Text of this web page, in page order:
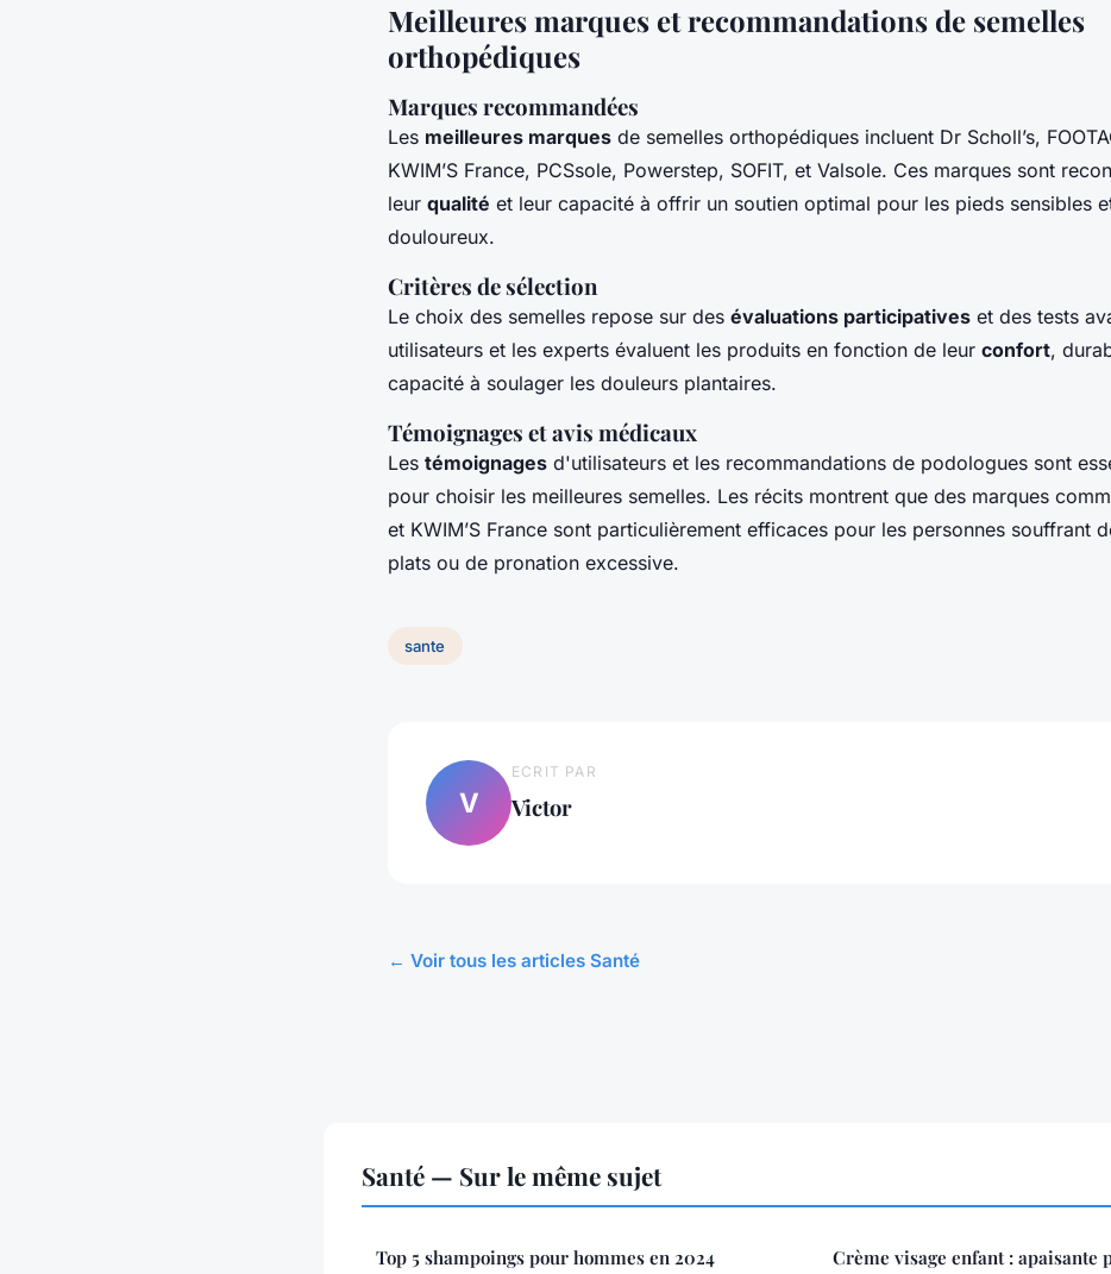
Meilleures marques et recommandations de semelles
orthopédiques
Marques recommandées
Les meilleures marques de semelles orthopédiques incluent Dr Scholl’s,
KWIM’S France, PCSsole, Powerstep, SOFIT, et Valsole. Ces marques sont
leur qualité et leur capacité à offrir un soutien optimal pour les pieds sensibles
douloureux.
Critères de sélection
Le choix des semelles repose sur des évaluations participatives et des tests
utilisateurs et les experts évaluent les produits en fonction de leur confort,
capacité à soulager les douleurs plantaires.
Témoignages et avis médicaux
Les témoignages d'utilisateurs et les recommandations de podologues sont
pour choisir les meilleures semelles. Les récits montrent que des marques
et KWIM’S France sont particulièrement efficaces pour les personnes souffrant
plats ou de pronation excessive.
sante
V
ECRIT PAR
Victor
← Voir tous les articles Santé
Santé — Sur le même sujet
Top 5 shampoings pour hommes en 2024
Crème visage enfant : apaisante